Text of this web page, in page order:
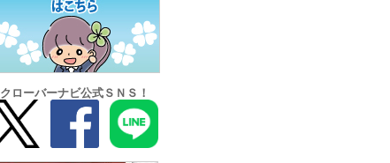
クローバーナビ公式ＳＮＳ！